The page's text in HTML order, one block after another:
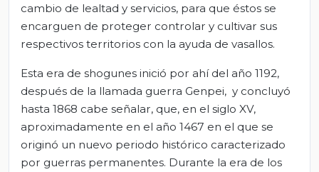
cambio de lealtad y servicios, para que éstos se
encarguen de proteger controlar y cultivar sus
respectivos territorios con la ayuda de vasallos.
Esta era de shogunes inició por ahí del año 1192,
después de la llamada guerra Genpei, y concluyó
hasta 1868 cabe señalar, que, en el siglo XV,
aproximadamente en el año 1467 en el que se
originó un nuevo periodo histórico caracterizado
por guerras permanentes. Durante la era de los